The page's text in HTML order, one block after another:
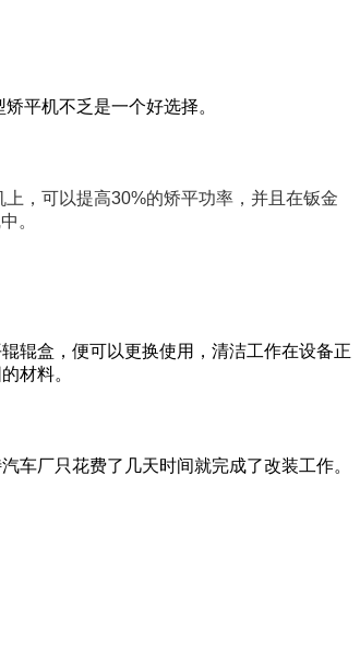
平机不乏是一个好选择。
，可以提高30%的矫平功率，并且在钣金
。
辊盒，便可以更换使用，清洁工作在设备正
材料。
车厂只花费了几天时间就完成了改装工作。